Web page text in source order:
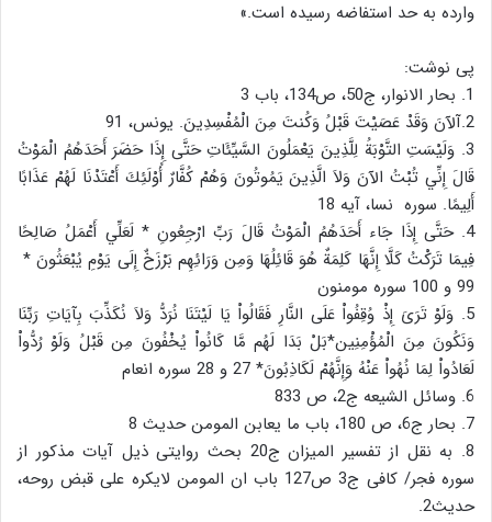
وارده به حد استفاضه رسیده است.»
پی نوشت:
1. بحار الانوار، ج50، ص134، باب 3
2.آلآنَ وَقَدْ عَصَيْتَ قَبْلُ وَكُنتَ مِنَ الْمُفْسِدِينَ. یونس، 91
3. وَلَيْسَتِ التَّوْبَةُ لِلَّذِينَ يَعْمَلُونَ السَّيِّئَاتِ حَتَّى إِذَا حَضَرَ أَحَدَهُمُ الْمَوْتُ
قَالَ إِنِّي تُبْتُ الآنَ وَلاَ الَّذِينَ يَمُوتُونَ وَهُمْ كُفَّارٌ أُوْلَئِكَ أَعْتَدْنَا لَهُمْ عَذَابًا
أَلِيمًا. سوره نسا، آیه 18
4. حَتَّى إِذَا جَاء أَحَدَهُمُ الْمَوْتُ قَالَ رَبِّ ارْجِعُونِ * لَعَلِّي أَعْمَلُ صَالِحًا
فِيمَا تَرَكْتُ كَلَّا إِنَّهَا كَلِمَةٌ هُوَ قَائِلُهَا وَمِن وَرَائِهِم بَرْزَخٌ إِلَى يَوْمِ يُبْعَثُونَ *
99 و 100 سوره مومنون
5. وَلَوْ تَرَىَ إِذْ وُقِفُواْ عَلَى النَّارِ فَقَالُواْ يَا لَيْتَنَا نُرَدُّ وَلاَ نُكَذِّبَ بِآيَاتِ رَبِّنَا
وَنَكُونَ مِنَ الْمُؤْمِنِين*بَلْ بَدَا لَهُم مَّا كَانُواْ يُخْفُونَ مِن قَبْلُ وَلَوْ رُدُّواْ
لَعَادُواْ لِمَا نُهُواْ عَنْهُ وَإِنَّهُمْ لَكَاذِبُونَ* 27 و 28 سوره انعام
6. وسائل الشیعه ج2، ص 833
7. بحار ج6، ص 180، باب ما یعابن المومن حدیث 8
8. به نقل از تفسیر المیزان ج20 بحث روایتی ذیل آیات مذکور از
سوره فجر/ کافی ج3 ص127 باب ان المومن لایکره علی قبض روحه،
حدیث2.